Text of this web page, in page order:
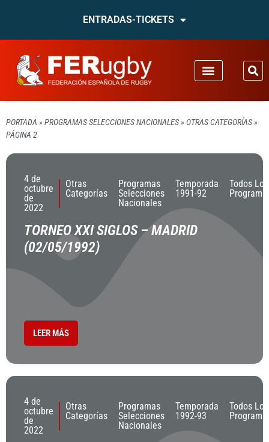
ENTRADAS-TICKETS
PORTADA » PROGRAMAS SELECCIONES NACIONALES» OTRAS CATEGORÍAS»
PÁGINA 2
4 de
octubre
de
2022
Otras
Categorías
Programas
Selecciones
Nacionales
Temporada
1991-92
Todos Los
TORNEO XXI SIGLOS – MADRID
(02/05/1992)
LEER MÁS
4 de
octubre
de
2022
Otras
Categorías
Programas
Selecciones
Nacionales
Temporada
1992-93
Todos Los